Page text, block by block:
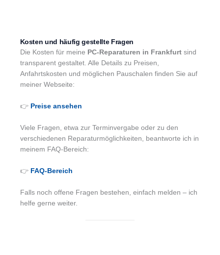
Kosten und häufig gestellte Fragen
Die Kosten für meine PC-Reparaturen in Frankfurtsind
transparent gestaltet. Alle Details zu Preisen,
Anfahrtskosten und möglichen Pauschalen finden Sie auf
meiner Webseite:
👉 Preise ansehen
Viele Fragen, etwa zur Terminvergabe oder zu den
verschiedenen Reparaturmöglichkeiten, beantworte ich in
meinem FAQ-Bereich:
👉 FAQ-Bereich
Falls noch offene Fragen bestehen, einfach melden – ich
helfe gerne weiter.